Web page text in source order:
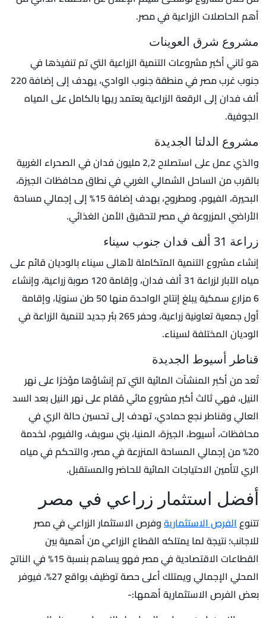
أهم الحاصلات الزراعية في مصر.
مشروع شرق العوينات
هو ثاني أكبر مشروعات التنمية الزراعية التي تم تنفيذها في
جنوب غرب مصر في منطقة جنوب الوادي، يهدف إلى إضافة 220
ألف فدان إلى الرقعة الزراعية يعتمد ريها بالكامل على المياه
الجوفية.
مشروع الدلتا الجديدة
والذي عمل على استصلاح 2,2 مليون فدان في الصحراء الغربية
بالقرب من الساحل الشمالي الغربي في نطاق محافظات الجيزة،
البحيرة، الفيوم، ومطروح، بهدف إضافة 15% إلى إجمالي مساحة
الأراضي المزروعة في مصر لتحقيق الأمن الغذائي.
زراعة 31 ألف فدان جنوب سيناء
إنشاء مشروع التنمية المتكاملة لأهالى سيناء بالوديان قائم على
مياه الآبار لزراعة 31 ألف فدان، وإقامة 120 صوبة زراعية، وإنشاء
6 مزارع سمكية يبلغ إنتاج الواحدة منها 50 طن سنويًا، وإقامة
أول جمعية تعاونية زراعية، وحفر 265 بئر جديد لتنمية الزراعة في
الوديان المختلفة لسيناء.
قناطر أسيوط الجديدة
تُعد من أكبر المنشآت المائية التي تم إنشاؤها مؤخرًا على نهر
النيل، فهي ثالث أكبر مشروع مائي مُقام على نهر النيل بعد السد
العالي وقناطر نجع حمادي، تهدف إلى تحسين حالة الري في
محافظات، أسيوط، الجيزة، المنيا، بني سويف، والفيوم، لخدمة
20% من إجمالي المساحة المنزرعة في مصر، والتحكم في مياه
الري لتأمين الاحتياجات المائية للحاضر والمستقبل.
أفضل استثمار زراعي في مصر
تتنوعالفرص الاستثماريةوفرص الاستثمار الزراعي في مصر
للاجانب؛ نتيجة لما يمتلكه القطاع الزراعي من أهمية بين
القطاعات الاقتصادية في مصر فهو يساهم بنسبة 15% في الناتج
المحلي الإجمالي ويمتلك أعلى حصة توظيف بواقع 27%، فيوفر
بعض الفرص الاستثمارية أهمها:-